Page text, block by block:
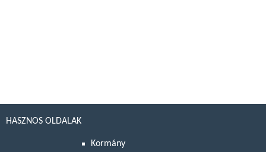
HASZNOS OLDALAK
Kormány